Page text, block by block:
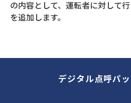
の内容として、運転者に対して
を追加します。
デジタル点呼パ